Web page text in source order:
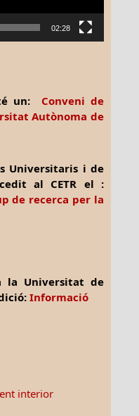
02:28
té un: Conveni de
Autònoma de
Universitaris i de
al CETR el :
de recerca per la
la Universitat de
Informació
interior